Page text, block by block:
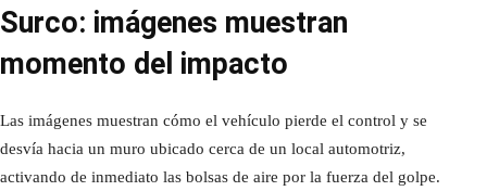
Surco: imágenes muestran
momento del impacto
Las imágenes muestran cómo el vehículo pierde el control y se
desvía hacia un muro ubicado cerca de un local automotriz,
activando de inmediato las bolsas de aire por la fuerza del golpe.